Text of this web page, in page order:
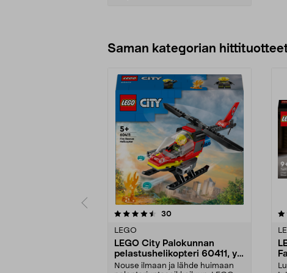
Saman kategorian
30arvostelut
LEGO
LEGO City Palokunnan
pelastushelikopteri 60411, yli
5-vuotiaille
Nouse ilmaan ja lähde huimaan
4.5 viidestä